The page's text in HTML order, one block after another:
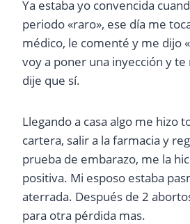
Ya estaba yo convencida
periodo «raro», ese día me
médico, le comenté y me dijo
voy a poner una inyección y te
dije que sí.
Llegando a casa algo me hizo
cartera, salir a la farmacia y
prueba de embarazo, me la
positiva. Mi esposo estaba
aterrada. Después de 2
para otra pérdida mas.